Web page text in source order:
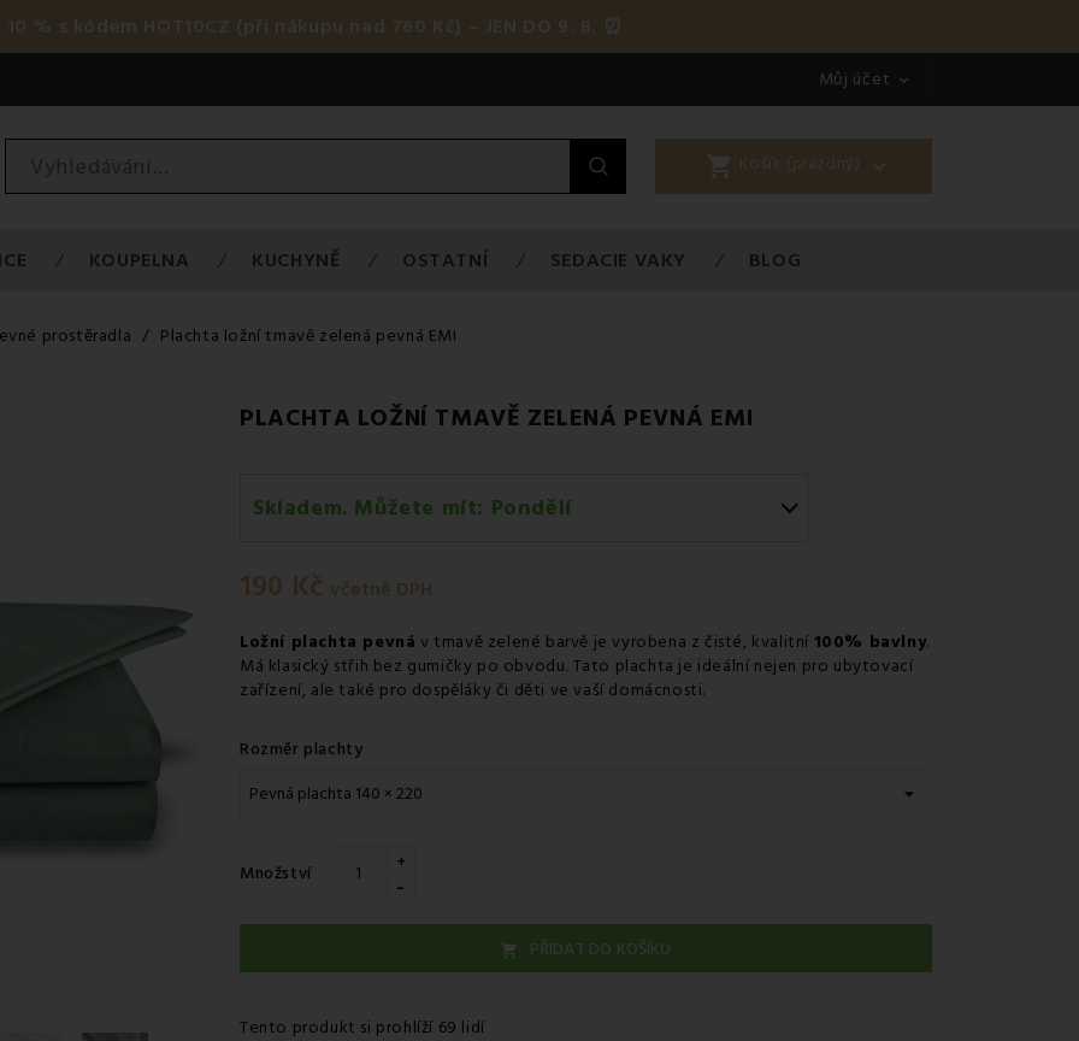
10 % s kódem HOT10CZ (při nákupu nad 760 Kč) – JEN DO 9. 8. ⏰
Můj účet 
shopping_cart Košík (prázdný) 
KOUPELNA KUCHYNĚ OSTATNÍ SEDACIE VAKY BLOG
prostěradla Plachta ložní tmavě zelená pevná EMI
PLACHTA LOŽNÍ TMAVĚ ZELENÁ PEVNÁ EMI
Skladem. Můžete mít: Pondělí
Úterý 11.08-Kurýr GLS
190 Kč včetně DPH
Ložní plachta pevná v tmavě zelené barvě je vyrobena z čisté, kvalitní 100% bavlny.
Má klasický střih bez gumičky po obvodu. Tato plachta je ideální nejen pro ubytovací
zařízení, ale také pro dospěláky či děti ve vaší domácnosti.
Rozměr plachty
Množství +
-
 PŘIDAT DO KOŠÍKU
Tento produkt si prohlíží 69 lidí